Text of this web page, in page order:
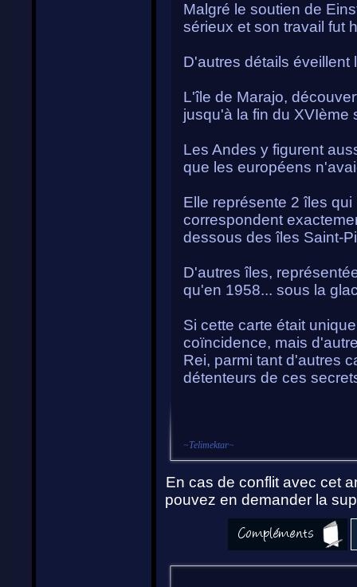
Malgré le soutien de
sérieux et son travail fut
D'autres détails éveillent
L'île de Marajo,
jusqu'à la fin du XVIème
Les Andes y figurent
que les européens
Elle représente 2 îles
correspondent
dessous des îles Saint-
D'autres îles,
qu'en 1958... sous la
Si cette carte était
coïncidence, mais
Rei, parmi tant d'autres
détenteurs de ces
~Telimektar~
En cas de conflit avec cet
pouvez en demander la